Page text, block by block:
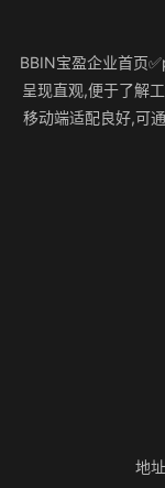
BBIN宝盈企业首页
呈现直观,便于了解
移动端适配良好,可
地